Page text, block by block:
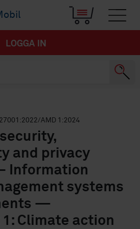
LOGGA IN
27001:2022/AMD 1:2024
and privacy
Information
systems
—
Climate action